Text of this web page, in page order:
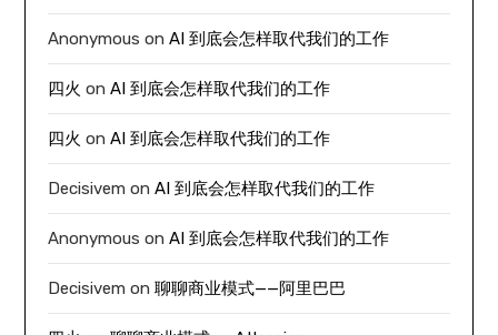
Anonymous onAI 到底会怎样取代我们的工作
四火 onAI 到底会怎样取代我们的工作
四火 onAI 到底会怎样取代我们的工作
Decisivem onAI 到底会怎样取代我们的工作
Anonymous onAI 到底会怎样取代我们的工作
Decisivem on聊聊商业模式——阿里巴巴